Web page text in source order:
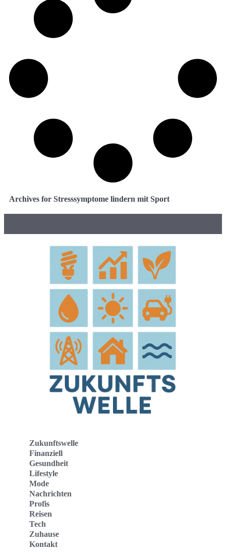
Archives for Stresssymptome lindern mit Sport
Zukunftswelle
Finanziell
Gesundheit
Lifestyle
Mode
Nachrichten
Profis
Reisen
Tech
Zuhause
Kontakt